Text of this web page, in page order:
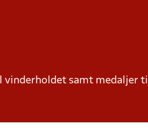
samt medaljer til